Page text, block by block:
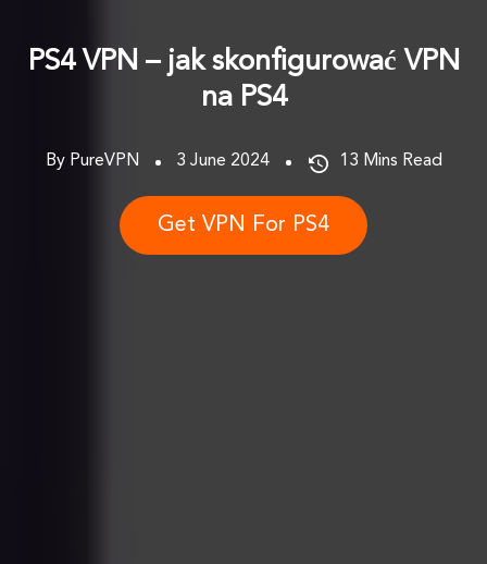
PS4 VPN – jak skonfigurować VPN
na PS4
By PureVPN 3 June 2024 13 Mins Read
Get VPN For PS4